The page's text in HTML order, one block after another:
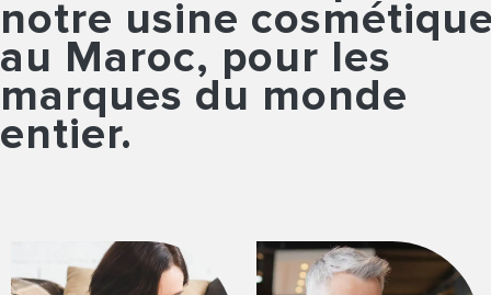
notre usine
au Maroc, pour les
marques du monde
entier.